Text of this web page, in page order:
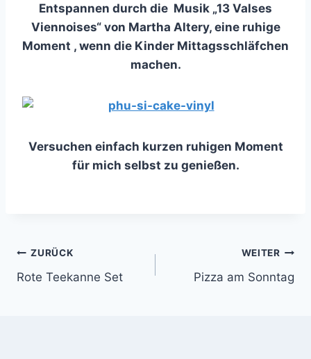
Entspannen durch die Musik „​​13 Valses
Viennoises“ von Martha Altery, eine ruhige
Moment , wenn die Kinder Mittagsschläfchen
machen.
Versuchen einfach kurzen ruhigen Moment
für mich selbst zu genießen.
Beitragsnavigation
ZURÜCK
Rote Teekanne Set
WEITER
Pizza am Sonntag